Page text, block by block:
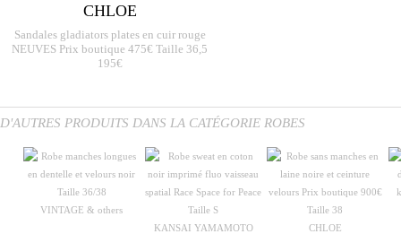
CHLOE
Sandales gladiators plates en cuir rouge
NEUVES Prix boutique 475€ Taille 36,5
195€
D'AUTRES PRODUITS DANS LA CATÉGORIE ROBES
VINTAGE & others
KANSAI YAMAMOTO
CHLOE